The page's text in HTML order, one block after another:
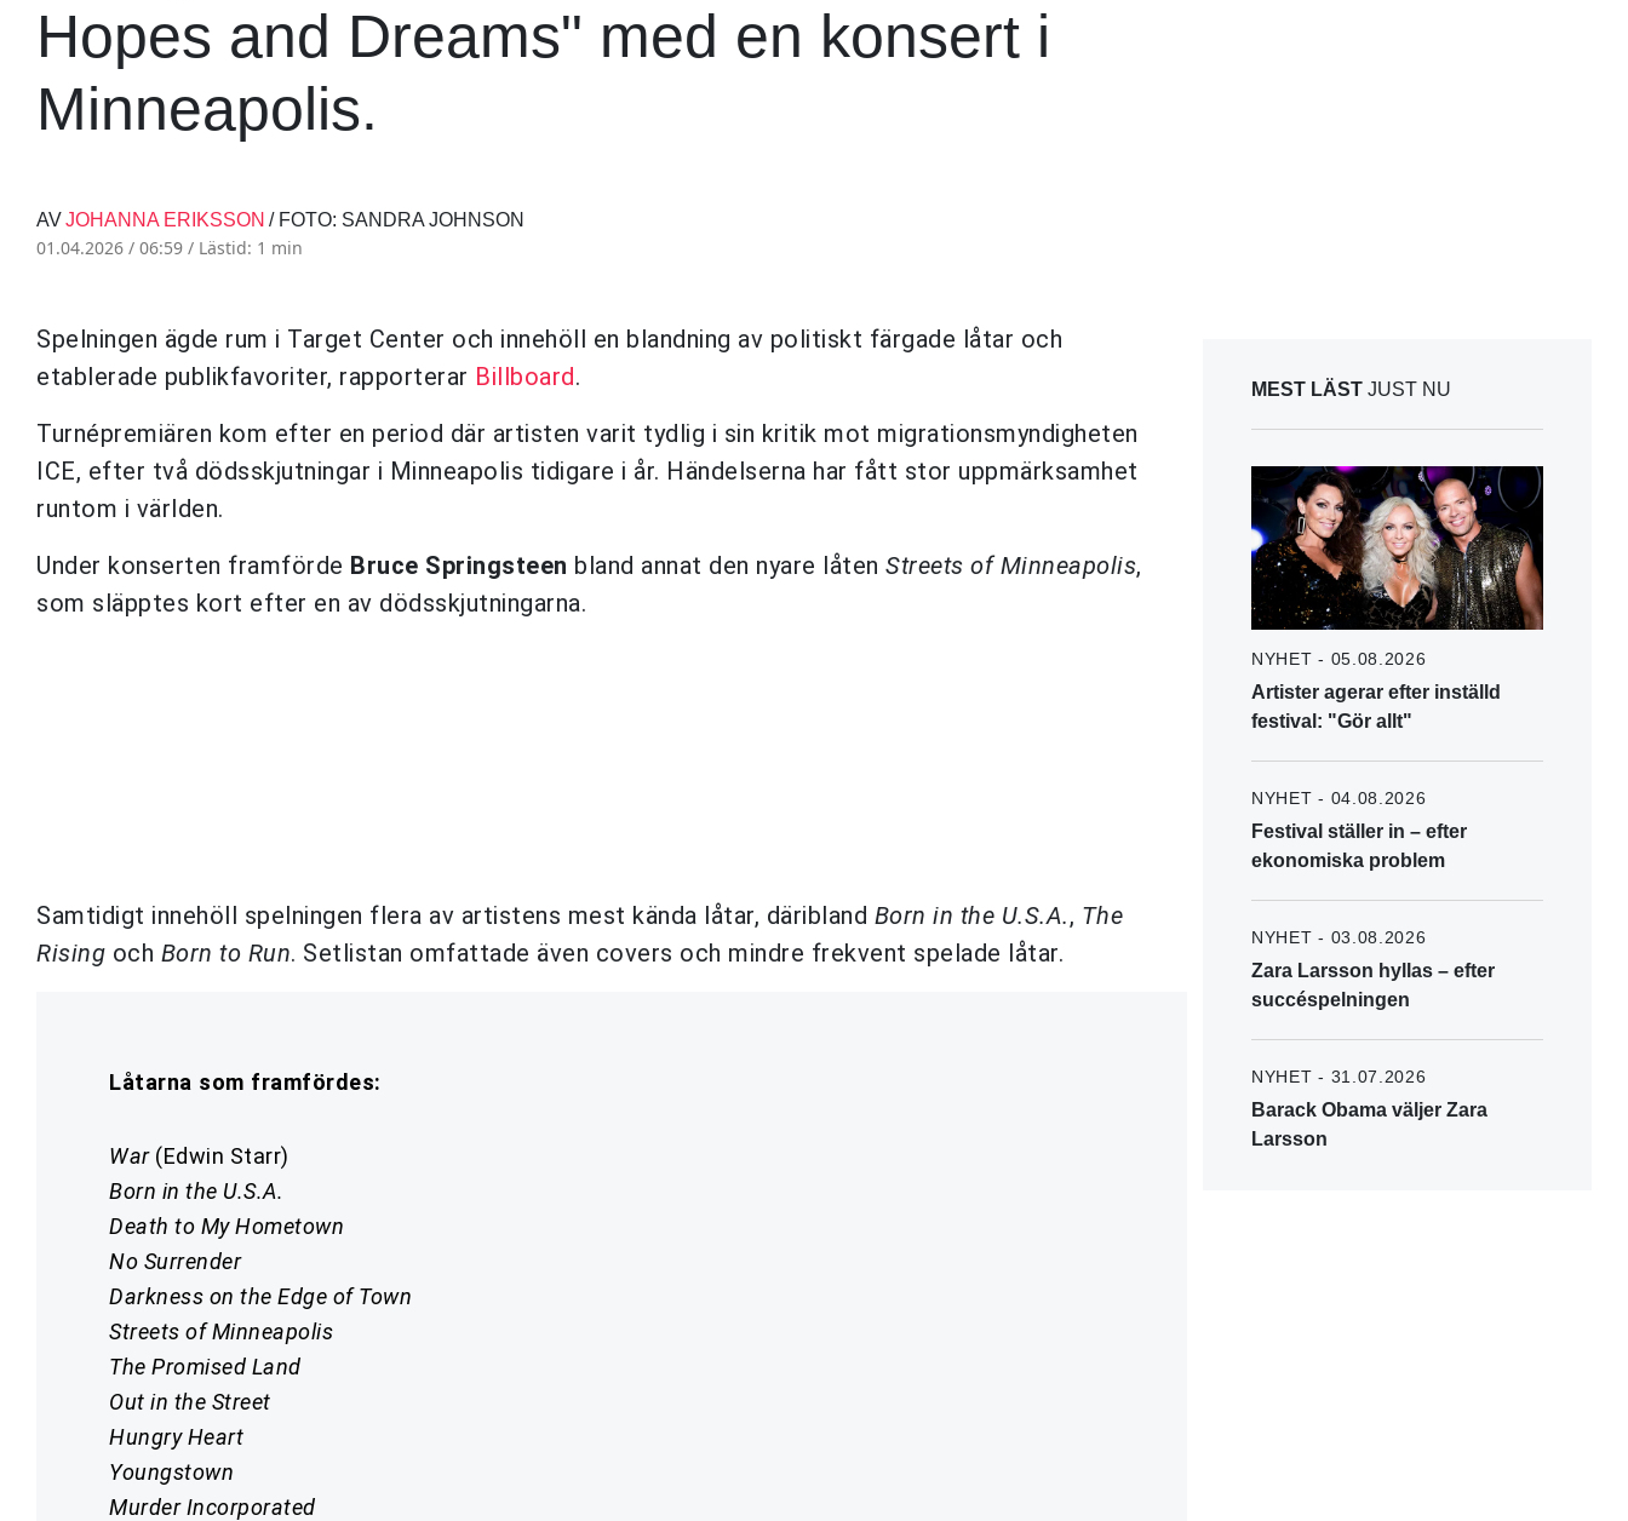
Hopes and Dreams" med en konsert i
Minneapolis.
AVJOHANNA ERIKSSON / FOTO: SANDRA JOHNSON
01.04.2026 / 06:59 / Lästid: 1 min
Spelningen ägde rum i Target Center och innehöll en blandning av politiskt färgade låtar och
etablerade publikfavoriter, rapporterar Billboard.
Turnépremiären kom efter en period där artisten varit tydlig i sin kritik mot migrationsmyndigheten
ICE, efter två dödsskjutningar i Minneapolis tidigare i år. Händelserna har fått stor uppmärksamhet
runtom i världen.
Under konserten framförde Bruce Springsteen bland annat den nyare låten Streets of Minneapolis,
som släpptes kort efter en av dödsskjutningarna.
Samtidigt innehöll spelningen flera av artistens mest kända låtar, däribland Born in the U.S.A., The
Rising och Born to Run. Setlistan omfattade även covers och mindre frekvent spelade låtar.
Låtarna som framfördes:
War(Edwin Starr)
Born in the U.S.A.
Death to My Hometown
No Surrender
Darkness on the Edge of Town
Streets of Minneapolis
The Promised Land
Out in the Street
Hungry Heart
Youngstown
Murder Incorporated
MEST LÄST JUST NU
NYHET - 05.08.2026
Artister agerar efter inställd
festival: "Gör allt"
NYHET - 04.08.2026
Festival ställer in – efter
ekonomiska problem
NYHET - 03.08.2026
Zara Larsson hyllas – efter
succéspelningen
NYHET - 31.07.2026
Barack Obama väljer Zara
Larsson